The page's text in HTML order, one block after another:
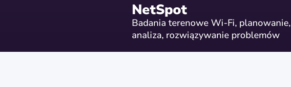
NetSpot
Badania terenowe Wi-Fi, planowanie,
analiza, rozwiązywanie problemów